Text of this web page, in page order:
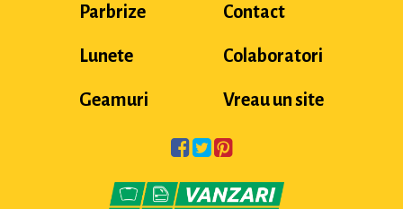
Parbrize
Lunete
Geamuri
Contact
Colaboratori
Vreau un site